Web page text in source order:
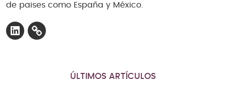
de paises como España y México.
LinkedIn Link
ÚLTIMOS ARTÍCULOS